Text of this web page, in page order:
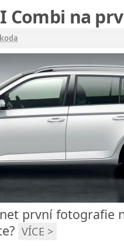
Combi na
první fotografie
VÍCE >